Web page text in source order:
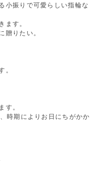
小振りで可愛らしい指輪な
ます。
贈りたい。
。
す。
時期によりお日にちがかか